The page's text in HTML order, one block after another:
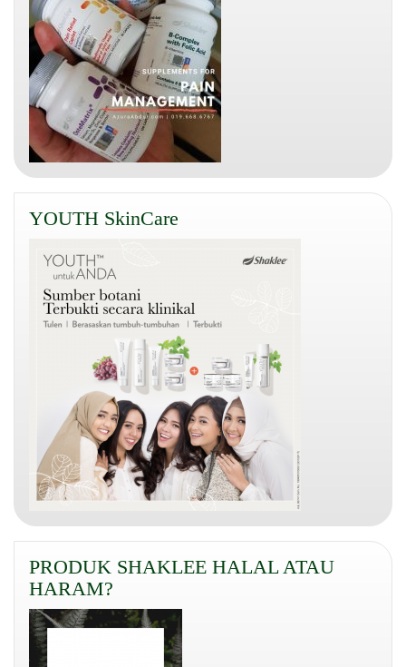
YOUTH SkinCare
PRODUK SHAKLEE HALAL ATAU
HARAM?